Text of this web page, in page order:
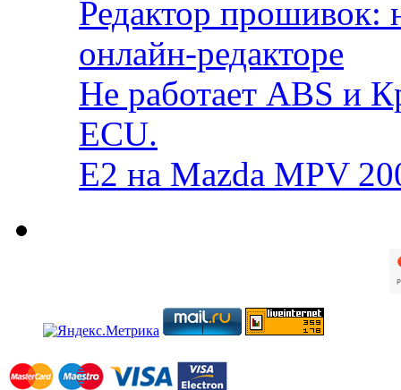
Редактор прошивок:
онлайн-редакторе
Не работает ABS и
ECU.
E2 на Mazda MPV